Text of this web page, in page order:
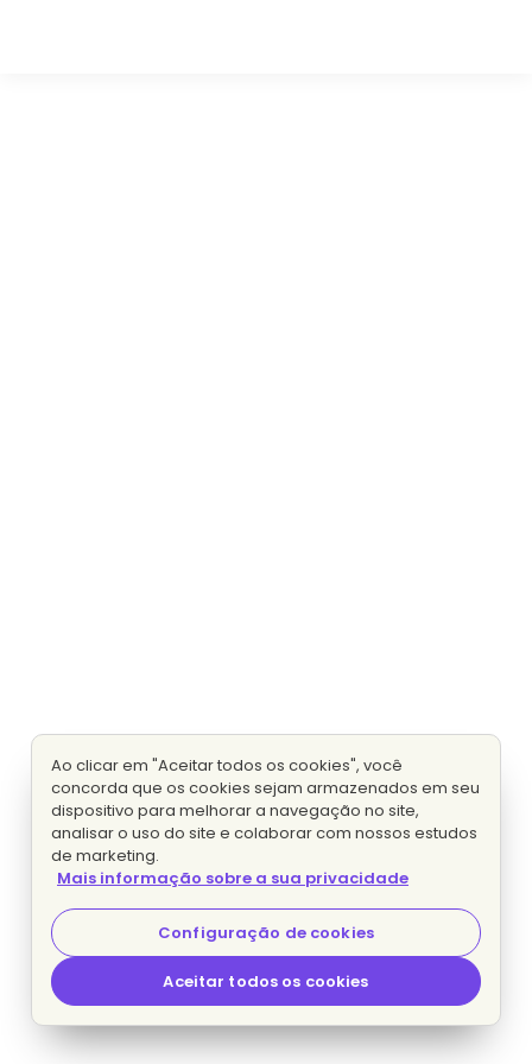
Ao clicar em "Aceitar todos os cookies", você
concorda que os cookies sejam armazenados em seu
dispositivo para melhorar a navegação no site,
analisar o uso do site e colaborar com nossos estudos
de marketing.
Mais informação sobre a sua privacidade
Configuração de cookies
Aceitar todos os cookies